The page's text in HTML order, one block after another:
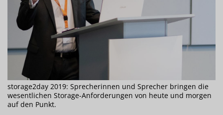
storage2day 2019: Sprecherinnen und Sprecher bringen die
wesentlichen Storage-Anforderungen von heute und morgen
auf den Punkt.